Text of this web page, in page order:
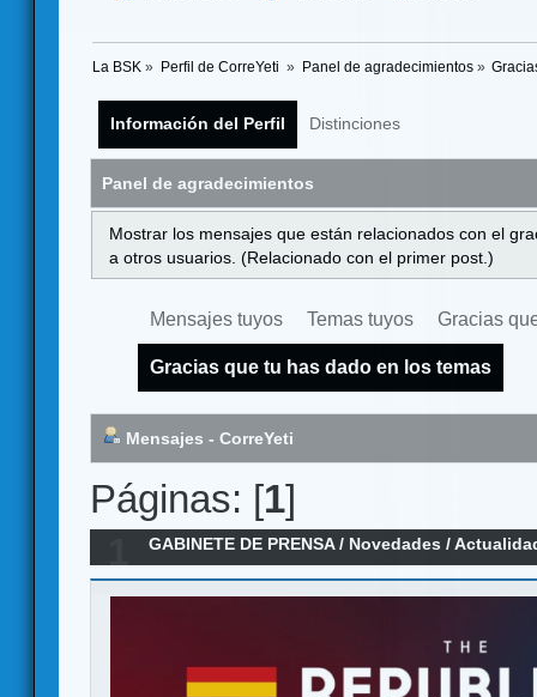
La BSK » Perfil de CorreYeti » Panel de agradecimientos»
Información del Perfil Distinciones
Panel de agradecimientos
Mostrar los mensajes que están relacionados con el
a otros usuarios. (Relacionado con el primer post.)
Mensajes tuyos Temas tuyos Gracias
Gracias que tu has dado en los temas
Mensajes - CorreYeti
Páginas: [1]
GABINETE DE PRENSA/ Novedades /
septiembre